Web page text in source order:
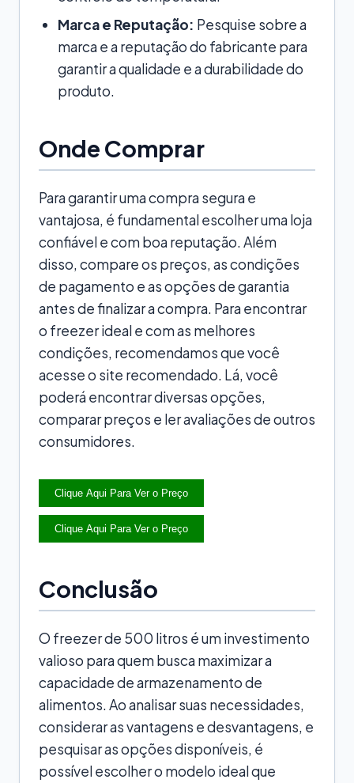
Marca e Reputação: Pesquise sobre a
marca e a reputação do fabricante para
garantir a qualidade e a durabilidade do
produto.
Onde Comprar
Para garantir uma compra segura e
vantajosa, é fundamental escolher uma loja
confiável e com boa reputação. Além
disso, compare os preços, as condições
de pagamento e as opções de garantia
antes de finalizar a compra. Para encontrar
o freezer ideal e com as melhores
condições, recomendamos que você
acesse o site recomendado. Lá, você
poderá encontrar diversas opções,
comparar preços e ler avaliações de outros
consumidores.
Clique Aqui Para Ver o Preço
Clique Aqui Para Ver o Preço
Conclusão
O freezer de 500 litros é um investimento
valioso para quem busca maximizar a
capacidade de armazenamento de
alimentos. Ao analisar suas necessidades,
considerar as vantagens e desvantagens, e
pesquisar as opções disponíveis, é
possível escolher o modelo ideal que